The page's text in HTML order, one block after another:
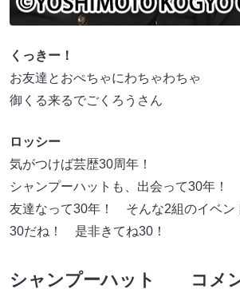
くっきー！
お友達とおぺちゃにわちゃわちゃ
御くる来るでごくろうさん
ロッシー
気がつけば芸歴30周年！
シャンプーハットも、出会って30年！
友達なって30年！ そんな2組のイベン
30だね！ 是非きてね30！
シャンプーハット コメ